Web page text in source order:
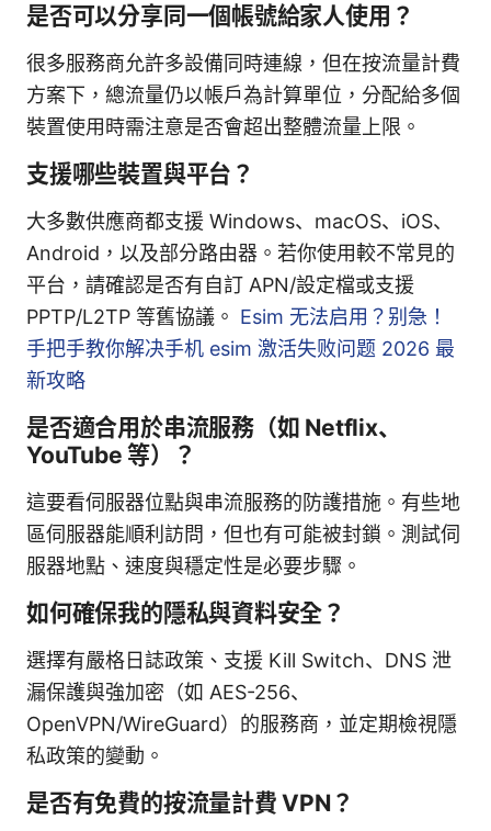
是否可以分享同一個帳號給家人使用？
很多服務商允許多設備同時連線，但在按流量計費
方案下，總流量仍以帳戶為計算單位，分配給多個
裝置使用時需注意是否會超出整體流量上限。
支援哪些裝置與平台？
大多數供應商都支援 Windows、macOS、iOS、
Android，以及部分路由器。若你使用較不常見的
平台，請確認是否有自訂 APN/設定檔或支援
PPTP/L2TP 等舊協議。 Esim 无法启用？别急！
手把手教你解决手机 esim 激活失败问题 2026 最
新攻略
是否適合用於串流服務（如 Netflix、
YouTube 等）？
這要看伺服器位點與串流服務的防護措施。有些地
區伺服器能順利訪問，但也有可能被封鎖。測試伺
服器地點、速度與穩定性是必要步驟。
如何確保我的隱私與資料安全？
選擇有嚴格日誌政策、支援 Kill Switch、DNS 泄
漏保護與強加密（如 AES-256、
OpenVPN/WireGuard）的服務商，並定期檢視隱
私政策的變動。
是否有免費的按流量計費 VPN？